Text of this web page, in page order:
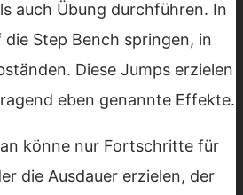
auch Übung durchführen. In
Step Bench springen, in
Diese Jumps erzielen
eben genannte Effekte.
könne nur Fortschritte für
die Ausdauer erzielen, der